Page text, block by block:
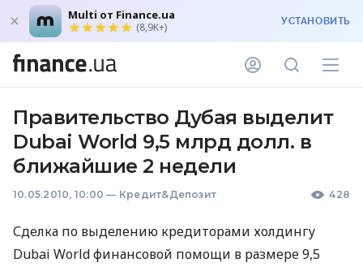
Multi от Finance.ua
(8,9K+) УСТАНОВИТЬ
Правительство Дубая выделит
Dubai World 9,5 млрд долл. в
ближайшие 2 недели
10.05.2010, 10:00 — Кредит&Депозит 428
Сделка по выделению кредиторами холдингу
Dubai World финансовой помощи в размере 9,5